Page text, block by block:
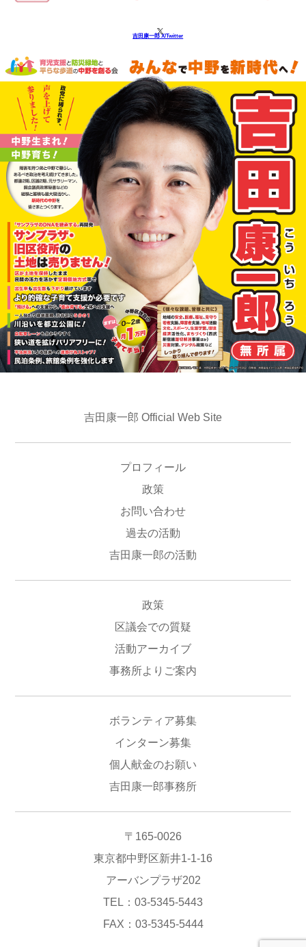
吉田康一郎 X/Twitter
吉田康一郎 Official Web Site
プロフィール
政策
お問い合わせ
過去の活動
吉田康一郎の活動
政策
区議会での質疑
活動アーカイブ
事務所よりご案内
ボランティア募集
インターン募集
個人献金のお願い
吉田康一郎事務所
〒165-0026
東京都中野区新井1-1-16
アーバンプラザ202
TEL：03-5345-5443
FAX：03-5345-5444